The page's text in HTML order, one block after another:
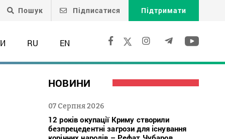
Пошук Підписатися Підтримати
RU EN
НОВИНИ
07 Серпня 2026
12 років окупації Криму створили
безпрецедентні загрози для існування